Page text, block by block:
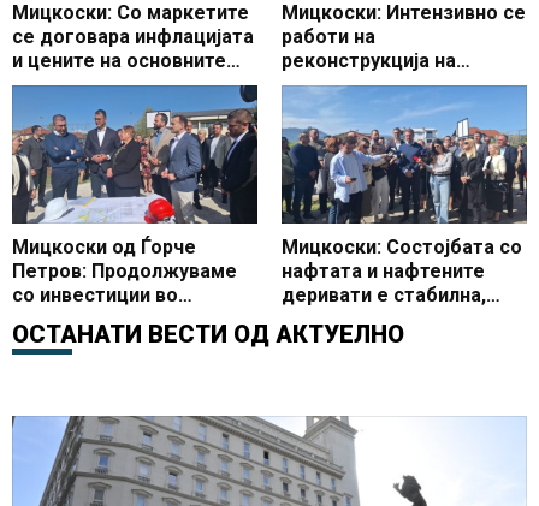
Мицкоски: Со маркетите
се договара инфлацијата
и цените на основните
производи да останат
под 3 проценти
Мицкоски: Интензивно се
работи на
реконструкција на
Универзалната сала,
очекувам да заврши во
предвидениот рок
Мицкоски од Ѓорче
Петров: Продолжуваме
со инвестиции во
образованието, започна
доградбата на
Мицкоски: Состојбата со
нафтата и нафтените
деривати е стабилна,
Македонија со најевтини
горива во регионот
ОСТАНАТИ ВЕСТИ ОД АКТУЕЛНО